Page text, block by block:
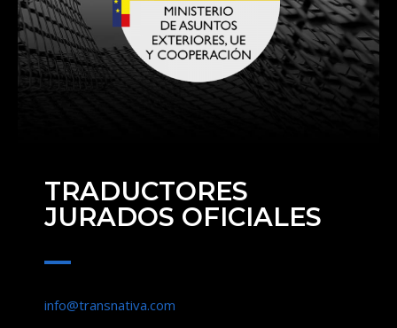
TRADUCTORES
JURADOS OFICIALES
info@transnativa.com